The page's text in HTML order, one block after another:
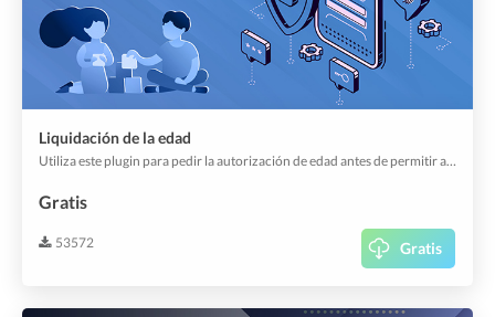
Liquidación de la edad
Utiliza este plugin para pedir la autorización de edad antes de permitir a tus usuarios acceder a la aplicación o enviar un pedido.
Gratis
53572 Gratis